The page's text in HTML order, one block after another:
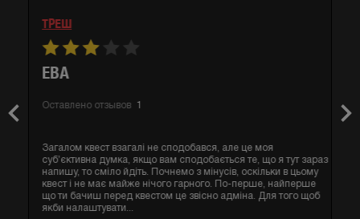
Previous
ТРЕШ
ЕВА
Оставлено отзывов
Загалом квест взагалі не сподобався, але це моя
субʼєктивна думка, якщо вам сподобається те, що я тут зараз
напишу, то сміло йдіть. Почнемо з мінусів, оскільки в цьому
квест і не має майже нічого гарного. По-перше, найперше
що ти бачиш перед квестом це звісно адміна. Для того щоб
якби налаштувати...